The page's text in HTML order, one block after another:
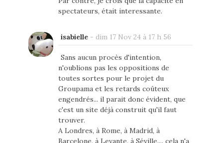
spectateurs, était interessante.
isabielle- dim 17 Nov 24 à 17 h 56
Sans aucun procès d'intention,
n'oublions pas les oppositions de
toutes sortes pour le projet du
Groupama et les retards coûteux
engendrés... il parait donc évident, que
c'est un site déjà construit qu'il faut
trouver.
A Londres, à Rome, à Madrid, à
Barcelone, à Levante, à Séville.... cela n'a